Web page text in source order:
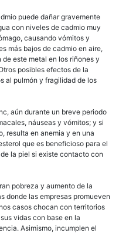
puede dañar gravemente
con niveles de cadmio muy
causando vómitos y
más bajos de cadmio en aire,
este metal en los riñones y
posibles efectos de la
al pulmón y fragilidad de los
aún durante un breve periodo
náuseas y vómitos; y si
resulta en anemia y en una
que es beneficioso para el
la piel si existe contacto con
pobreza y aumento de la
donde las empresas promueven
casos chocan con territorios
vidas con base en la
Asimismo, incumplen el